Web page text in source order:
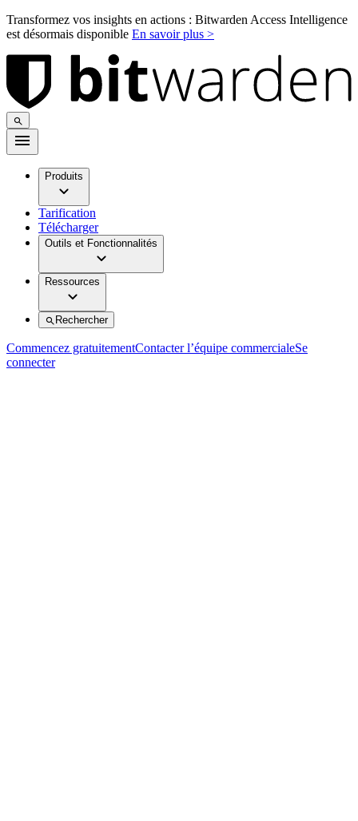
Transformez vos insights en actions : Bitwarden Access Intelligence
est désormais disponible En savoir plus >
Produits
Tarification
Télécharger
Outils et Fonctionnalités
Ressources
Rechercher
Commencez gratuitementContacter l’équipe commercialeSe
connecter